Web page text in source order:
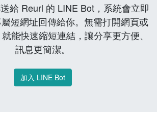
給 Reurl 的 LINE Bot，系統會立即
短網址回傳給你。無需打開網頁或
能快速縮短連結，讓分享更方便、
訊息更簡潔。
加入 LINE Bot